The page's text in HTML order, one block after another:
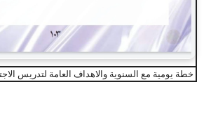
خطة يومية مع السنوية والاهداف العامة لتدريس